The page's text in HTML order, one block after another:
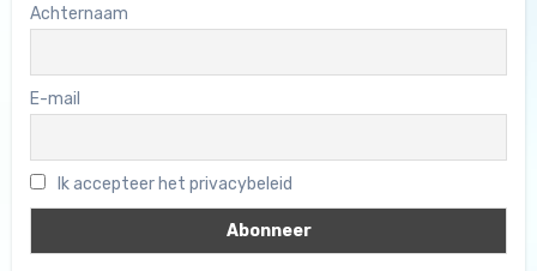
Achternaam
E-mail
Ik accepteer het privacybeleid